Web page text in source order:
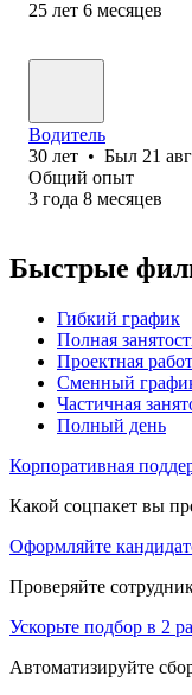
25 лет 6 месяцев
Водитель
30 лет • Был 21
Общий опыт
3 года 8 месяцев
Быстрые
Гибкий график
Полная
Проектная
Сменный
Частичная
Полный день
Корпоративная
Какой соцпакет вы
Оформляйте
Проверяйте
Ускорьте подбор в 2
Автоматизируйте